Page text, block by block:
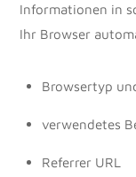
Informationen in
Ihr Browser
Browsertyp
verwendetes
Referrer URL